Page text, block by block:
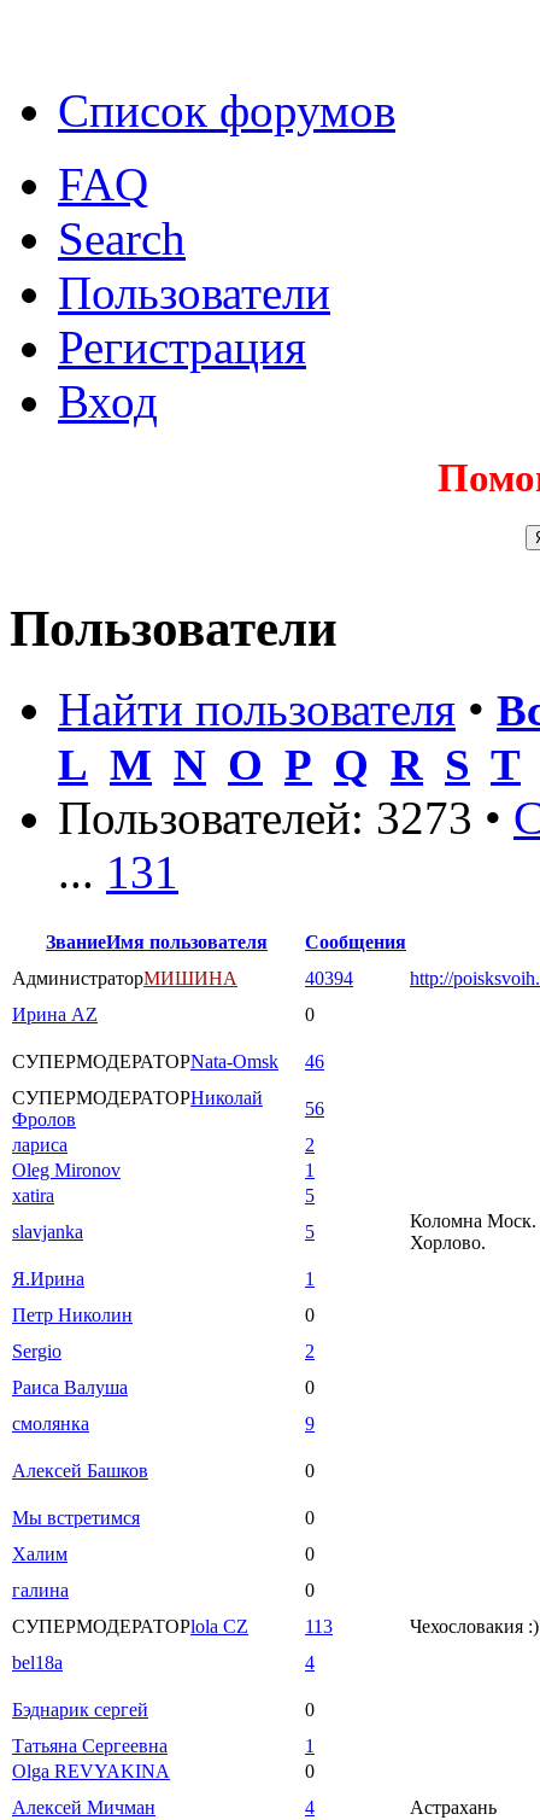
Список форумов
FAQ
Search
Пользователи
Регистрация
Вход
Пользователи
Найти пользователя •
L M N O P Q R S T
Пользователей: 3273 •
... 131
ЗваниеИмя пользователя
Сообщения
АдминистраторМИШИНА 40394
http://
Ирина AZ
0
СУПЕРМОДЕРАТОРNata-Omsk
46
СУПЕРМОДЕРАТОРНиколай
Фролов
56
лариса
2
Oleg Mironov
1
xatira
5
slavjanka
5
Коломна Моск.
Хорлово.
Я.Ирина
1
Петр Николин
0
Sergio
2
Раиса Валуша
0
смолянка
9
Алексей Башков 0
Мы встретимся
0
Халим
0
галина
0
СУПЕРМОДЕРАТОРlola CZ 113
Чехословакия :)
bel18a
4
Бэднарик сергей
0
Татьяна Сергеевна
1
Olga REVYAKINA
0
Алексей Мичман
4
Астрахань